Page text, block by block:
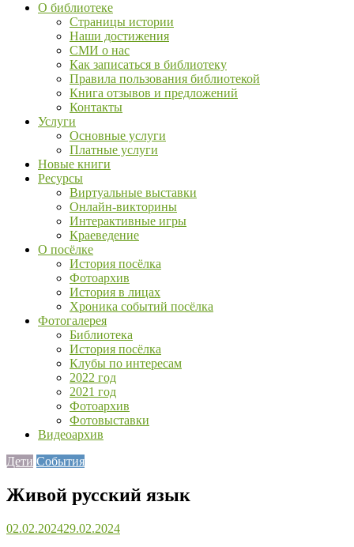
О библиотеке
Страницы истории
Наши достижения
СМИ о нас
Как записаться в библиотеку
Правила пользования библиотекой
Книга отзывов и предложений
Контакты
Услуги
Основные услуги
Платные услуги
Новые книги
Ресурсы
Виртуальные выставки
Онлайн-викторины
Интерактивные игры
Краеведение
О посёлке
История посёлка
Фотоархив
История в лицах
Хроника событий посёлка
Фотогалерея
Библиотека
История посёлка
Клубы по интересам
2022 год
2021 год
Фотоархив
Фотовыставки
Видеоархив
Дети События
Живой русский язык
02.02.202429.02.2024